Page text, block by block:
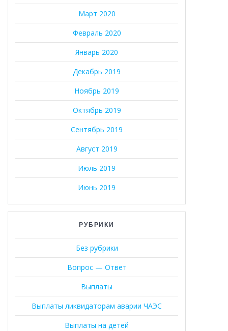
Март 2020
Февраль 2020
Январь 2020
Декабрь 2019
Ноябрь 2019
Октябрь 2019
Сентябрь 2019
Август 2019
Июль 2019
Июнь 2019
РУБРИКИ
Без рубрики
Вопрос — Ответ
Выплаты
Выплаты ликвидаторам аварии ЧАЭС
Выплаты на детей